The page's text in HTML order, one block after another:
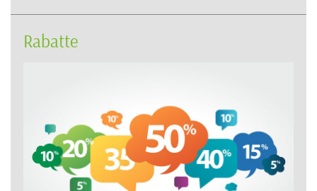
Rabatte